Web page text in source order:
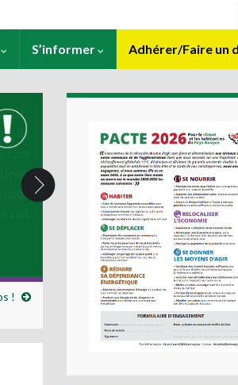
S’informer Adhérer/Faire un
!